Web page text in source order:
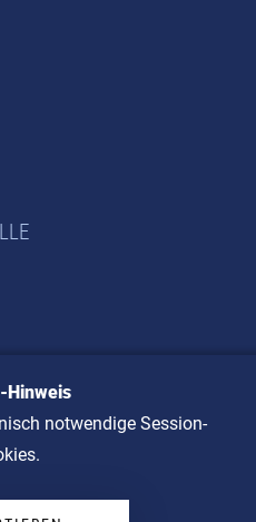
Hinweis
notwendige Session-